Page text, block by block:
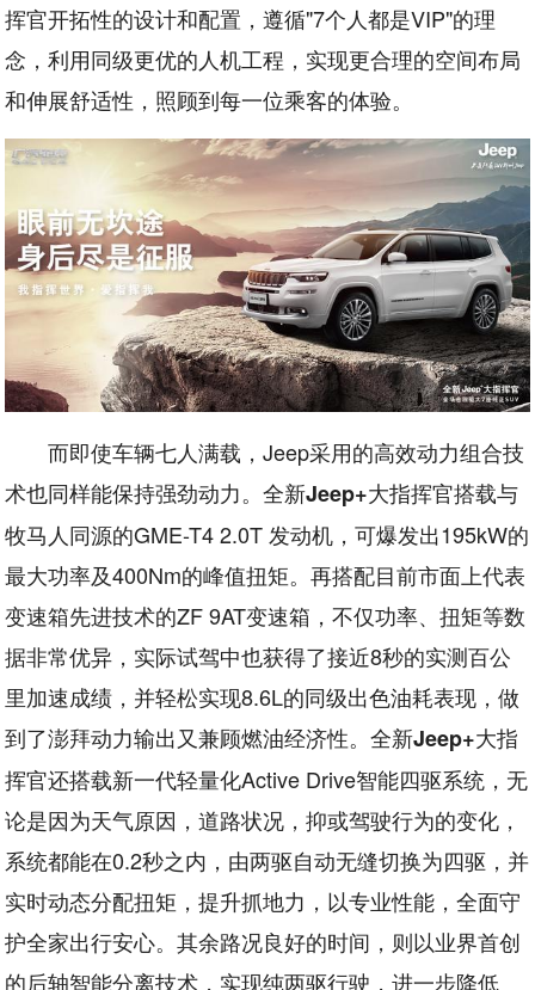
挥官开拓性的设计和配置，遵循"7个人都是VIP"的理
念，利用同级更优的人机工程，实现更合理的空间布局
和伸展舒适性，照顾到每一位乘客的体验。
而即使车辆七人满载，Jeep采用的高效动力组合技
术也同样能保持强劲动力。全新Jeep+大指挥官搭载与
牧马人同源的GME-T4 2.0T 发动机，可爆发出195kW的
最大功率及400Nm的峰值扭矩。再搭配目前市面上代表
变速箱先进技术的ZF 9AT变速箱，不仅功率、扭矩等数
据非常优异，实际试驾中也获得了接近8秒的实测百公
里加速成绩，并轻松实现8.6L的同级出色油耗表现，做
到了澎拜动力输出又兼顾燃油经济性。全新Jeep+大指
挥官还搭载新一代轻量化Active Drive智能四驱系统，无
论是因为天气原因，道路状况，抑或驾驶行为的变化，
系统都能在0.2秒之内，由两驱自动无缝切换为四驱，并
实时动态分配扭矩，提升抓地力，以专业性能，全面守
护全家出行安心。其余路况良好的时间，则以业界首创
的后轴智能分离技术，实现纯两驱行驶，进一步降低